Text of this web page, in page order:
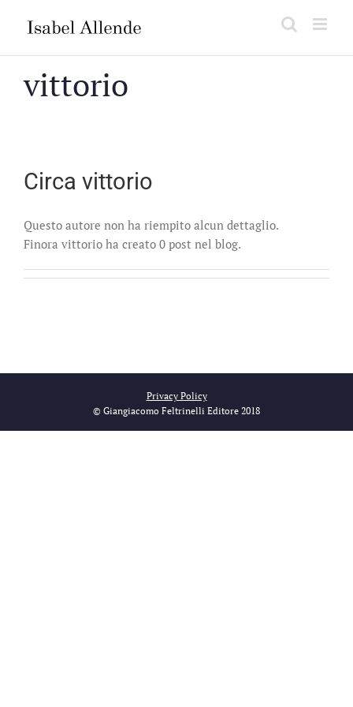
vittorio
Circa vittorio
Questo autore non ha riempito alcun dettaglio.
Finora vittorio ha creato 0 post nel blog.
Privacy Policy
© Giangiacomo Feltrinelli Editore 2018